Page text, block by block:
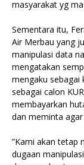
masyarakat yg
Sementara itu,
Air Merbau yang
manipulasi data
mengatakan
mengaku sebagai
sebagai calon
membayarkan
dan meminta
”Kami akan tetap
dugaan